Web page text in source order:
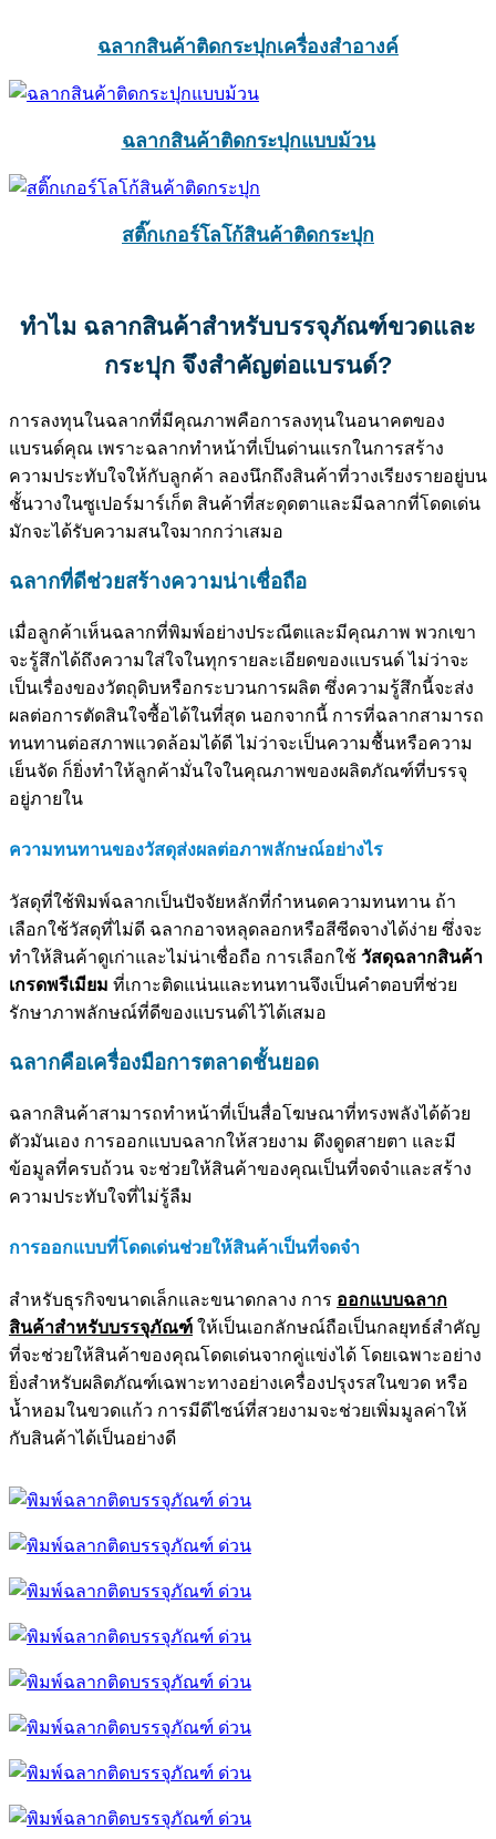
ฉลากสินค้าติดกระปุกเครื่องสำอางค์
ฉลากสินค้าติดกระปุกแบบม้วน
สติ๊กเกอร์โลโก้สินค้าติดกระปุก
ทำไม ฉลากสินค้าสำหรับบรรจุภัณฑ์ขวดและ
กระปุก จึงสำคัญต่อแบรนด์?
การลงทุนในฉลากที่มีคุณภาพคือการลงทุนในอนาคตของ
แบรนด์คุณ เพราะฉลากทำหน้าที่เป็นด่านแรกในการสร้าง
ความประทับใจให้กับลูกค้า ลองนึกถึงสินค้าที่วางเรียงรายอยู่บน
ชั้นวางในซูเปอร์มาร์เก็ต สินค้าที่สะดุดตาและมีฉลากที่โดดเด่น
มักจะได้รับความสนใจมากกว่าเสมอ
ฉลากที่ดีช่วยสร้างความน่าเชื่อถือ
เมื่อลูกค้าเห็นฉลากที่พิมพ์อย่างประณีตและมีคุณภาพ พวกเขา
จะรู้สึกได้ถึงความใส่ใจในทุกรายละเอียดของแบรนด์ ไม่ว่าจะ
เป็นเรื่องของวัตถุดิบหรือกระบวนการผลิต ซึ่งความรู้สึกนี้จะส่ง
ผลต่อการตัดสินใจซื้อได้ในที่สุด นอกจากนี้ การที่ฉลากสามารถ
ทนทานต่อสภาพแวดล้อมได้ดี ไม่ว่าจะเป็นความชื้นหรือความ
เย็นจัด ก็ยิ่งทำให้ลูกค้ามั่นใจในคุณภาพของผลิตภัณฑ์ที่บรรจุ
อยู่ภายใน
ความทนทานของวัสดุส่งผลต่อภาพลักษณ์อย่างไร
วัสดุที่ใช้พิมพ์ฉลากเป็นปัจจัยหลักที่กำหนดความทนทาน ถ้า
เลือกใช้วัสดุที่ไม่ดี ฉลากอาจหลุดลอกหรือสีซีดจางได้ง่าย ซึ่งจะ
ทำให้สินค้าดูเก่าและไม่น่าเชื่อถือ การเลือกใช้ วัสดุฉลากสินค้า
เกรดพรีเมียม ที่เกาะติดแน่นและทนทานจึงเป็นคำตอบที่ช่วย
รักษาภาพลักษณ์ที่ดีของแบรนด์ไว้ได้เสมอ
ฉลากคือเครื่องมือการตลาดชั้นยอด
ฉลากสินค้าสามารถทำหน้าที่เป็นสื่อโฆษณาที่ทรงพลังได้ด้วย
ตัวมันเอง การออกแบบฉลากให้สวยงาม ดึงดูดสายตา และมี
ข้อมูลที่ครบถ้วน จะช่วยให้สินค้าของคุณเป็นที่จดจำและสร้าง
ความประทับใจที่ไม่รู้ลืม
การออกแบบที่โดดเด่นช่วยให้สินค้าเป็นที่จดจำ
สำหรับธุรกิจขนาดเล็กและขนาดกลาง การ ออกแบบฉลาก
สินค้าสำหรับบรรจุภัณฑ์ ให้เป็นเอกลักษณ์ถือเป็นกลยุทธ์สำคัญ
ที่จะช่วยให้สินค้าของคุณโดดเด่นจากคู่แข่งได้ โดยเฉพาะอย่าง
ยิ่งสำหรับผลิตภัณฑ์เฉพาะทางอย่างเครื่องปรุงรสในขวด หรือ
น้ำหอมในขวดแก้ว การมีดีไซน์ที่สวยงามจะช่วยเพิ่มมูลค่าให้
กับสินค้าได้เป็นอย่างดี